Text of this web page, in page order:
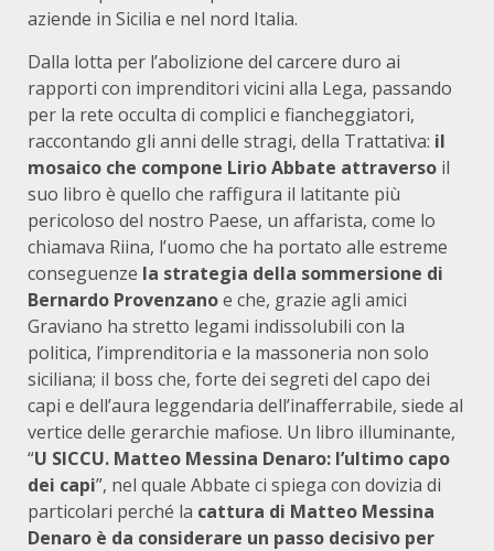
aziende in Sicilia e nel nord Italia.
Dalla lotta per l’abolizione del carcere duro ai
rapporti con imprenditori vicini alla Lega, passando
per la rete occulta di complici e fiancheggiatori,
raccontando gli anni delle stragi, della Trattativa: il
mosaico che compone Lirio Abbate attraverso il
suo libro è quello che raffigura il latitante più
pericoloso del nostro Paese, un affarista, come lo
chiamava Riina, l’uomo che ha portato alle estreme
conseguenze la strategia della sommersione di
Bernardo Provenzanoe che, grazie agli amici
Graviano ha stretto legami indissolubili con la
politica, l’imprenditoria e la massoneria non solo
siciliana; il boss che, forte dei segreti del capo dei
capi e dell’aura leggendaria dell’inafferrabile, siede al
vertice delle gerarchie mafiose. Un libro illuminante,
“U SICCU. Matteo Messina Denaro: l’ultimo capo
dei capi”, nel quale Abbate ci spiega con dovizia di
particolari perché la cattura di Matteo Messina
Denaro è da considerare un passo decisivo per